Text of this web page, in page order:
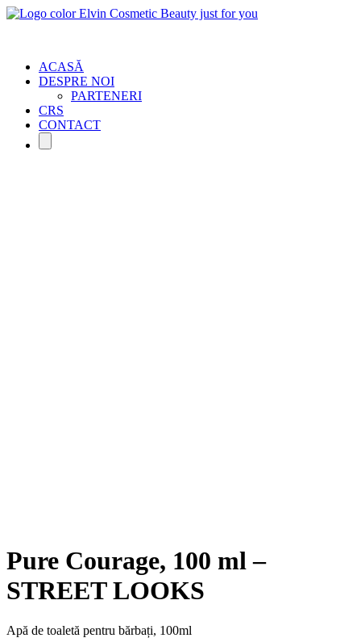
ACASĂ
DESPRE NOI
PARTENERI
CRS
CONTACT
Pure Courage, 100 ml –
STREET LOOKS
Apă de toaletă pentru bărbați, 100ml